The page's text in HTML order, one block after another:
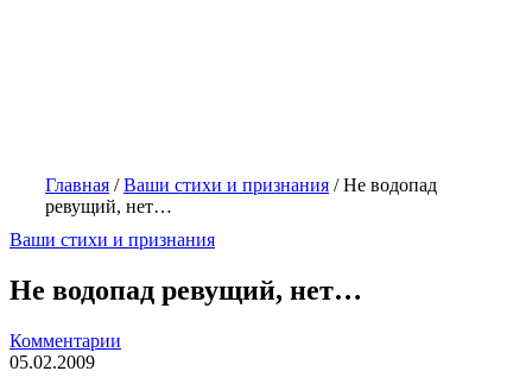
Главная /Ваши стихи и признания /Не водопад
ревущий, нет…
Ваши стихи и признания
Не водопад ревущий, нет…
Комментарии
05.02.2009